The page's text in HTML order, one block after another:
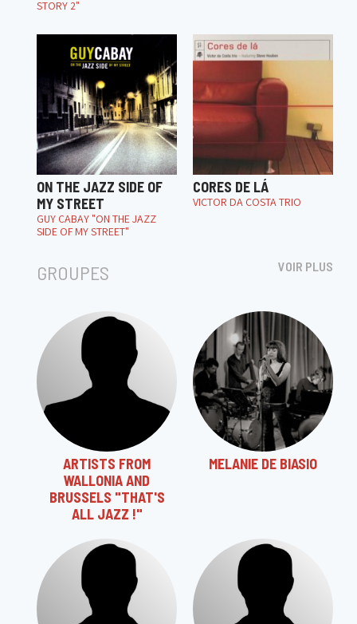
STORY 2"
ON THE JAZZ SIDE OF
MY STREET
GUY CABAY "ON THE JAZZ
SIDE OF MY STREET"
CORES DE LÁ
VICTOR DA COSTA TRIO
GROUPES VOIR PLUS
ARTISTS FROM
WALLONIA AND
BRUSSELS "THAT'S
ALL JAZZ !"
MELANIE DE BIASIO